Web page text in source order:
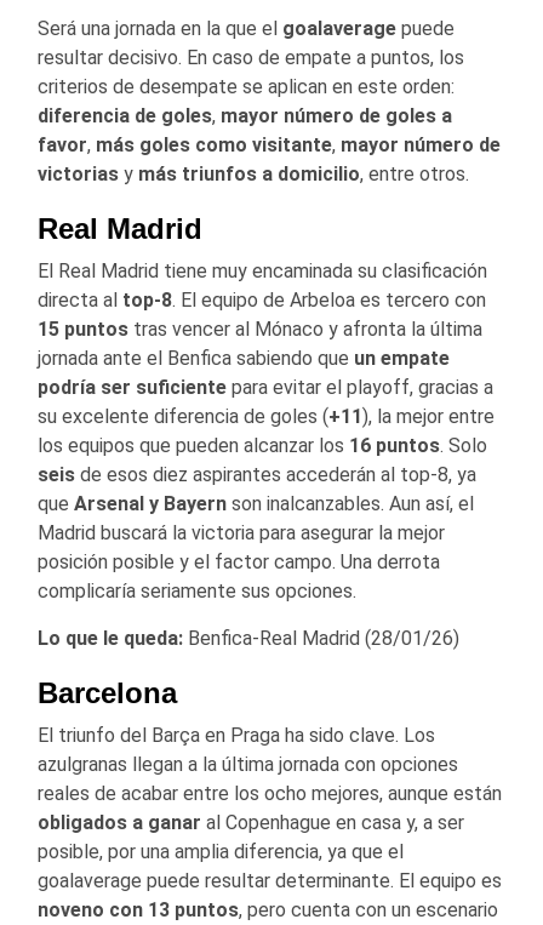
Será una jornada en la que el goalaverage puede
resultar decisivo. En caso de empate a puntos, los
criterios de desempate se aplican en este orden:
diferencia de goles, mayor número de goles a
favor, más goles como visitante, mayor número de
victorias y más triunfos a domicilio, entre otros.
Real Madrid
El Real Madrid tiene muy encaminada su clasificación
directa al top-8. El equipo de Arbeloa es tercero con
15 puntos tras vencer al Mónaco y afronta la última
jornada ante el Benfica sabiendo que un empate
podría ser suficiente para evitar el playoff, gracias a
su excelente diferencia de goles (+11), la mejor entre
los equipos que pueden alcanzar los 16 puntos. Solo
seis de esos diez aspirantes accederán al top-8, ya
que Arsenal y Bayern son inalcanzables. Aun así, el
Madrid buscará la victoria para asegurar la mejor
posición posible y el factor campo. Una derrota
complicaría seriamente sus opciones.
Lo que le queda: Benfica-Real Madrid (28/01/26)
Barcelona
El triunfo del Barça en Praga ha sido clave. Los
azulgranas llegan a la última jornada con opciones
reales de acabar entre los ocho mejores, aunque están
obligados a ganar al Copenhague en casa y, a ser
posible, por una amplia diferencia, ya que el
goalaverage puede resultar determinante. El equipo es
noveno con 13 puntos, pero cuenta con un escenario